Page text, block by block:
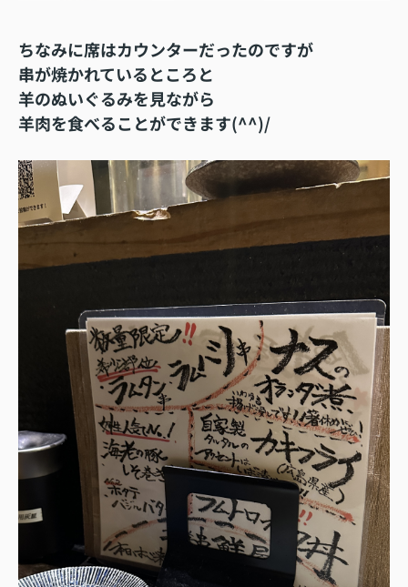
ちなみに席はカウンターだったのですが
串が焼かれているところと
羊のぬいぐるみを見ながら
羊肉を食べることができます(^^)/